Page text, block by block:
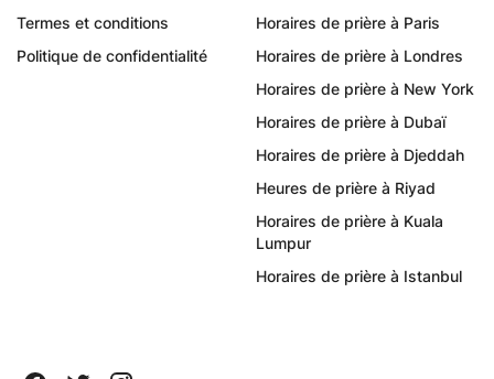
Termes et conditions
Politique de confidentialité
Horaires de prière à Paris
Horaires de prière à Londres
Horaires de prière à New York
Horaires de prière à Dubaï
Horaires de prière à Djeddah
Heures de prière à Riyad
Horaires de prière à Kuala
Lumpur
Horaires de prière à Istanbul